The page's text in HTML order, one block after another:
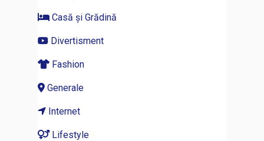
Casă și Grădină
Divertisment
Fashion
Generale
Internet
Lifestyle